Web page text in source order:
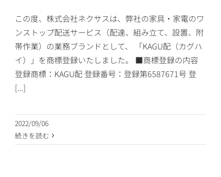
この度、株式会社ネクサスは、弊社の家具・家電のワ
ンストップ配送サービス（配達、組み立て、設置、附
帯作業）の業務ブランドとして、 「KAGU配（カグハ
イ）」を商標登録いたしました。 ■商標登録の内容
登録商標：KAGU配 登録番号：登録第6587671号 登
[...]
2022/09/06
続きを読む